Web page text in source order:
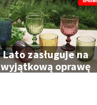
Lato zasługuje na
wyjątkową oprawę